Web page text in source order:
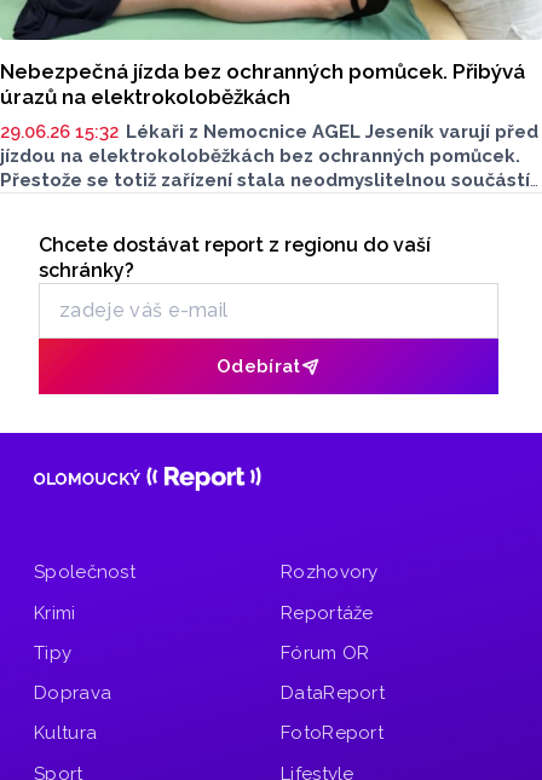
Nebezpečná jízda bez ochranných pomůcek. Přibývá
úrazů na elektrokoloběžkách
29.06.26 15:32 Lékaři z Nemocnice AGEL Jeseník varují před
jízdou na elektrokoloběžkách bez ochranných pomůcek.
Přestože se totiž zařízení stala neodmyslitelnou součástí
z elektrokoloběžek přibývá. V letních měsících roste počet
zranění skokově.
Odběr newsletteru
Chcete dostávat report z regionu do vaší
schránky?
Odebírat
Společnost
Krimi
Tipy
Doprava
Kultura
Sport
Rozhovory
Reportáže
Fórum OR
DataReport
FotoReport
Lifestyle